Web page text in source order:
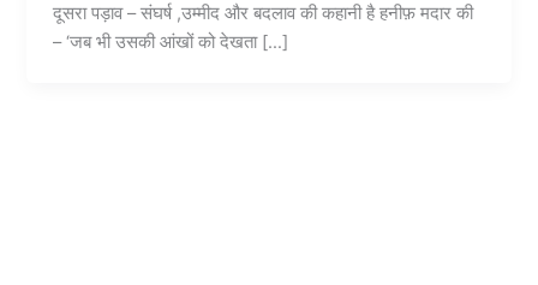
दूसरा पड़ाव – संघर्ष ,उम्मीद और बदलाव की कहानी है हनीफ़ मदार की
– ‘जब भी उसकी आंखों को देखता […]